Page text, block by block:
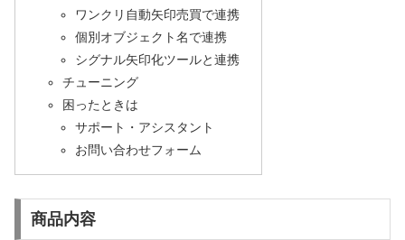
ワンクリ自動矢印売買で連携
個別オブジェクト名で連携
シグナル矢印化ツールと連携
チューニング
困ったときは
サポート・アシスタント
お問い合わせフォーム
商品内容